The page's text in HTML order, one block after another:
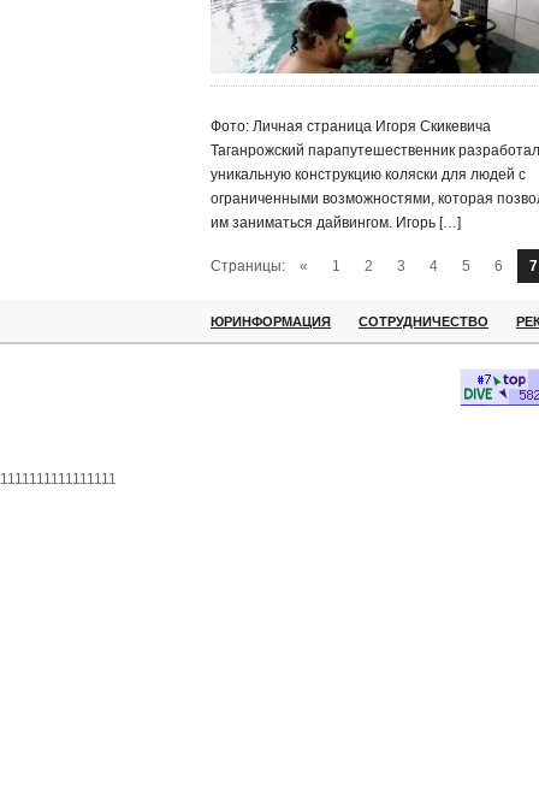
Фото: Личная страница Игоря Скикевича
Таганрожский парапутешественник разработал
уникальную конструкцию коляски для людей с
ограниченными возможностями, которая
им заниматься дайвингом. Игорь […]
Страницы: « 1 2 3 4 5 6 7
ЮРИНФОРМАЦИЯ СОТРУДНИЧЕСТВО
1111111111111111